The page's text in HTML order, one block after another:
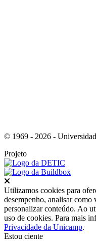
© 1969 - 2026 -
Projeto
Utilizamos cookies para
desempenho, analisar como
personalizar conteúdo. Ao
uso de cookies. Para mais
Privacidade da Unicamp.
Estou ciente